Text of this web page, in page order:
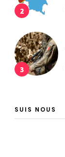
2
3
SUIS NOUS